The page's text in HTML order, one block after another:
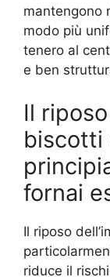
mantengono
modo più
tenero al
e ben
Il
biscotti
fornai
Il riposo
riduce il